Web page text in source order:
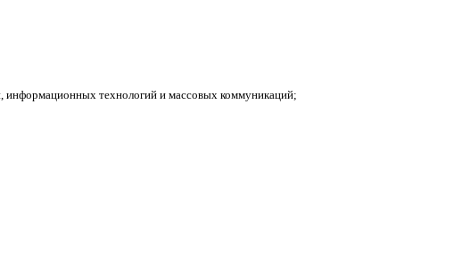
информационных технологий и массовых коммуникаций;